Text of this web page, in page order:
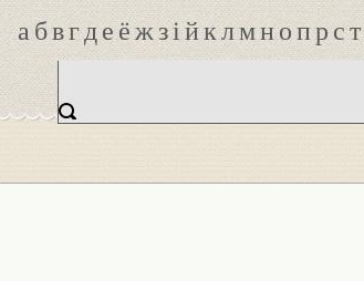
абвгдеёжзійклмнопрст